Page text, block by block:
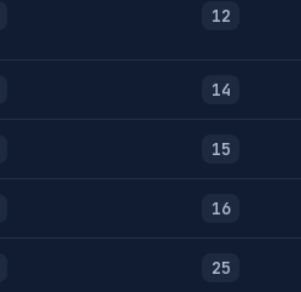
12
14
15
16
25